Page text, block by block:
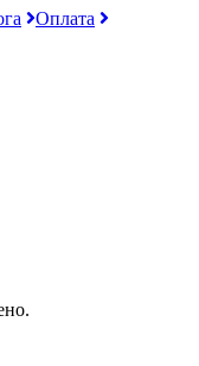
Оплата